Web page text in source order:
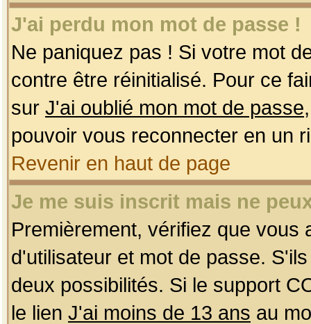
J'ai perdu mon mot de passe !
Ne paniquez pas ! Si votre mot
contre être réinitialisé. Pour ce
sur J'ai oublié mon mot de passe
pouvoir vous reconnecter en un
Revenir en haut de page
Je me suis inscrit mais ne
Premièrement, vérifiez que
d'utilisateur et mot de passe.
deux possibilités. Si le support
le lien J'ai moins de 13 ans au